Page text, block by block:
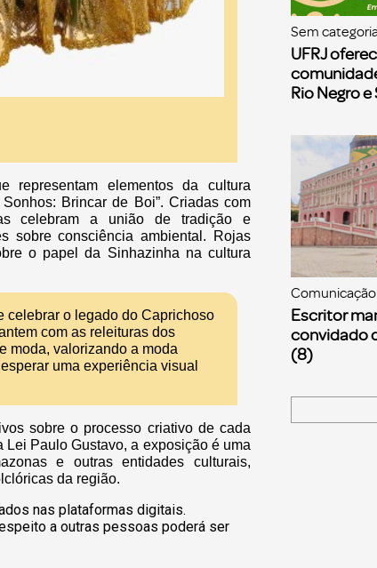
representam elementos da cultura
Brincar de Boi”. Criadas com
celebram a união de tradição e
sobre consciência ambiental. Rojas
o papel da Sinhazinha na cultura
celebrar o legado do Caprichoso
com as releituras dos
moda, valorizando a moda
uma experiência visual
sobre o processo criativo de cada
Paulo Gustavo, a exposição é uma
e outras entidades culturais,
da região.
nas plataformas digitais.
a outras pessoas poderá ser
Sem categoria
UFRJ
Rio Negro
Comunicação
Escritor
convidado
(8)